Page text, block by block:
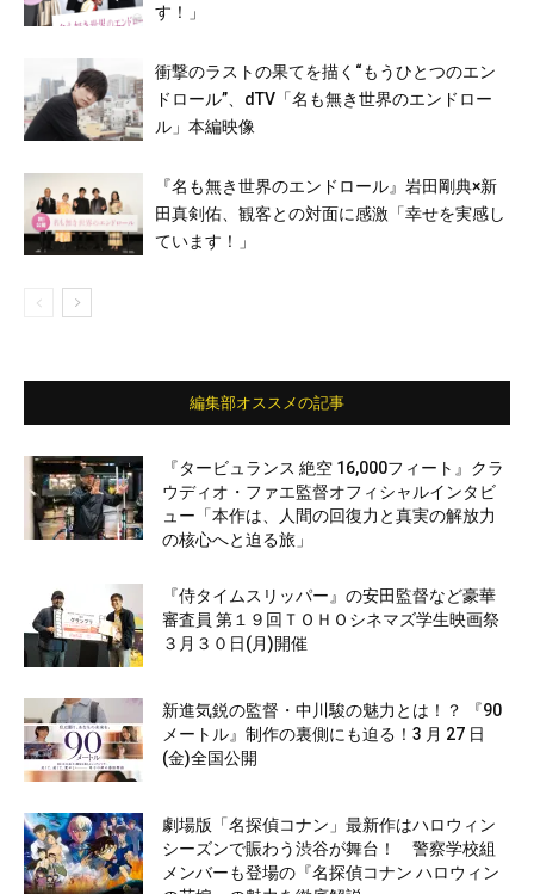
す！」
衝撃のラストの果てを描く“もうひとつのエン
ドロール”、dTV「名も無き世界のエンドロー
ル」本編映像
『名も無き世界のエンドロール』岩田剛典×新
田真剣佑、観客との対面に感激「幸せを実感し
ています！」
編集部オススメの記事
『タービュランス 絶空 16,000フィート』クラ
ウディオ・ファエ監督オフィシャルインタビ
ュー「本作は、人間の回復力と真実の解放力
の核心へと迫る旅」
『侍タイムスリッパー』の安田監督など豪華
審査員 第１９回ＴＯＨＯシネマズ学生映画祭
３月３０日(月)開催
新進気鋭の監督・中川駿の魅力とは！？ 『90
メートル』制作の裏側にも迫る！3 月 27 日
(金)全国公開
劇場版「名探偵コナン」最新作はハロウィン
シーズンで賑わう渋谷が舞台！ 警察学校組
メンバーも登場の『名探偵コナン ハロウィン